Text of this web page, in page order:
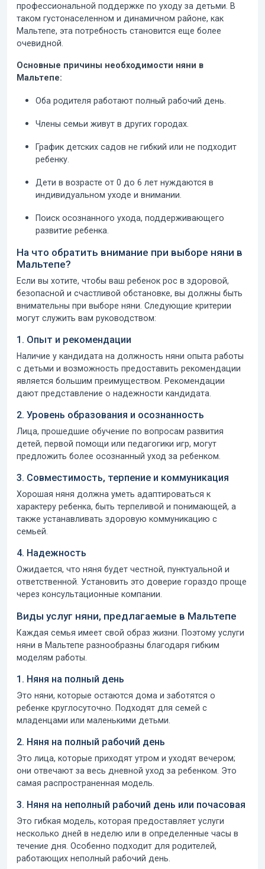
профессиональной поддержке по уходу за детьми. В
таком густонаселенном и динамичном районе, как
Мальтепе, эта потребность становится еще более
очевидной.
Основные причины необходимости няни в
Мальтепе:
Оба родителя работают полный рабочий день.
Члены семьи живут в других городах.
График детских садов не гибкий или не подходит
ребенку.
Дети в возрасте от 0 до 6 лет нуждаются в
индивидуальном уходе и внимании.
Поиск осознанного ухода, поддерживающего
развитие ребенка.
На что обратить внимание при выборе няни в
Мальтепе?
Если вы хотите, чтобы ваш ребенок рос в здоровой,
безопасной и счастливой обстановке, вы должны быть
внимательны при выборе няни. Следующие критерии
могут служить вам руководством:
1. Опыт и рекомендации
Наличие у кандидата на должность няни опыта работы
с детьми и возможность предоставить рекомендации
является большим преимуществом. Рекомендации
дают представление о надежности кандидата.
2. Уровень образования и осознанность
Лица, прошедшие обучение по вопросам развития
детей, первой помощи или педагогики игр, могут
предложить более осознанный уход за ребенком.
3. Совместимость, терпение и коммуникация
Хорошая няня должна уметь адаптироваться к
характеру ребенка, быть терпеливой и понимающей, а
также устанавливать здоровую коммуникацию с
семьей.
4. Надежность
Ожидается, что няня будет честной, пунктуальной и
ответственной. Установить это доверие гораздо проще
через консультационные компании.
Виды услуг няни, предлагаемые в Мальтепе
Каждая семья имеет свой образ жизни. Поэтому услуги
няни в Мальтепе разнообразны благодаря гибким
моделям работы.
1. Няня на полный день
Это няни, которые остаются дома и заботятся о
ребенке круглосуточно. Подходят для семей с
младенцами или маленькими детьми.
2. Няня на полный рабочий день
Это лица, которые приходят утром и уходят вечером;
они отвечают за весь дневной уход за ребенком. Это
самая распространенная модель.
3. Няня на неполный рабочий день или почасовая
Это гибкая модель, которая предоставляет услуги
несколько дней в неделю или в определенные часы в
течение дня. Особенно подходит для родителей,
работающих неполный рабочий день.